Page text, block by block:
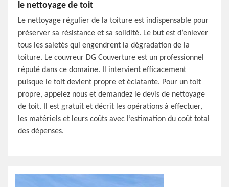
le nettoyage de toit
Le nettoyage régulier de la toiture est indispensable pour
préserver sa résistance et sa solidité. Le but est d’enlever
tous les saletés qui engendrent la dégradation de la
toiture. Le couvreur DG Couverture est un professionnel
réputé dans ce domaine. Il intervient efficacement
puisque le toit devient propre et éclatante. Pour un toit
propre, appelez nous et demandez le devis de nettoyage
de toit. Il est gratuit et décrit les opérations à effectuer,
les matériels et leurs coûts avec l’estimation du coût total
des dépenses.